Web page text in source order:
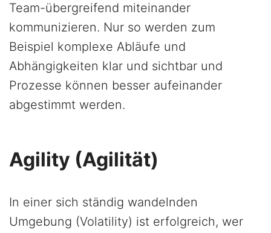
Team-übergreifend miteinander
kommunizieren. Nur so werden zum
Beispiel komplexe Abläufe und
Abhängigkeiten klar und sichtbar und
Prozesse können besser aufeinander
abgestimmt werden.
Agility (Agilität)
In einer sich ständig wandelnden
Umgebung (Volatility) ist erfolgreich, wer